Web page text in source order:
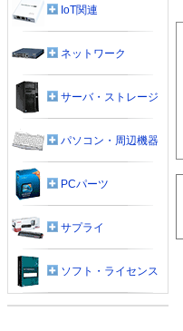
IoT関連
ネットワーク
サーバ・ストレージ
パソコン・周辺機器
PCパーツ
サプライ
ソフト・ライセンス